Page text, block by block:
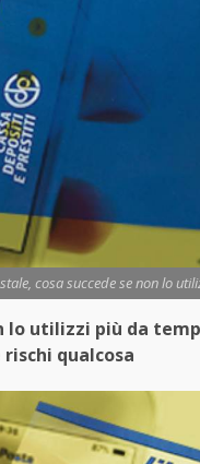
cosa succede se non lo
utilizzi più da
rischi qualcosa